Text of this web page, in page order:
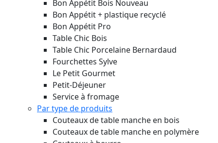
Bon Appétit Bois Nouveau
Bon Appétit + plastique recyclé
Bon Appétit Pro
Table Chic Bois
Table Chic Porcelaine Bernardaud
Fourchettes Sylve
Le Petit Gourmet
Petit-Déjeuner
Service à fromage
Par type de produits
Couteaux de table manche en bois
Couteaux de table manche en polymère